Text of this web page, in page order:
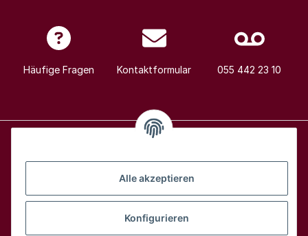
Alle akzeptieren
Konfigurieren
Häufige Fragen Kontaktformular 055 442 23 10